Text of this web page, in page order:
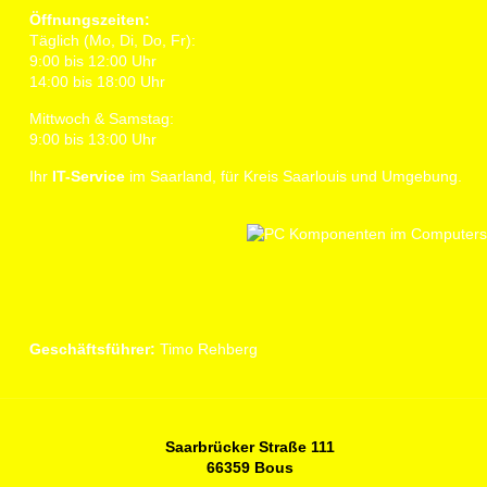
Öffnungszeiten:
Täglich (Mo, Di, Do, Fr):
9:00 bis 12:00 Uhr
14:00 bis 18:00 Uhr
Mittwoch & Samstag:
9:00 bis 13:00 Uhr
Ihr IT-Serviceim Saarland, für Kreis Saarlouis und Umgebung.
Geschäftsführer: Timo Rehberg
Saarbrücker Straße 111
66359 Bous